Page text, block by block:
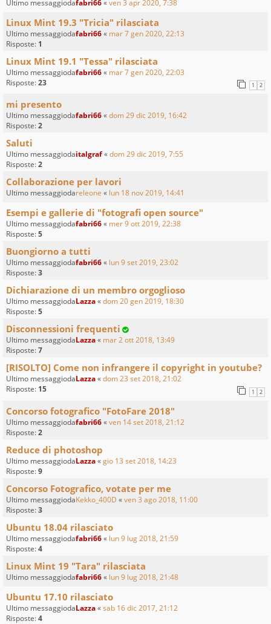
Ultimo messaggiodafabri66«ven 3 apr 2020, 7:38
Linux Mint 19.3 "Tricia" rilasciata
Ultimo messaggiodafabri66« mar 7 gen 2020, 22:13
Risposte: 1
Linux Mint 19.1 "Tessa" rilasciata
Ultimo messaggiodafabri66« mar 7 gen 2020, 22:03
Risposte:23 1 2
mi presento
Ultimo messaggiodafabri66«dom 29 dic 2019, 16:42
Risposte:2
Saluti
Ultimo messaggiodaitalgraf«dom 29 dic 2019, 7:55
Risposte:2
Collaborazione per lavori
Ultimo messaggiodareleone « lun 18 nov 2019, 14:41
Esempi e gallerie di "fotografi open source"
Ultimo messaggiodafabri66« mer 9 ott 2019, 22:38
Risposte:5
Buongiorno a tutti
Ultimo messaggiodafabri66« lun 9 set 2019, 23:02
Risposte:3
Dichiarazione di un membro orgoglioso
Ultimo messaggiodaLazza«dom 20 gen 2019, 18:30
Risposte:5
Disconnessioni frequenti
Ultimo messaggiodaLazza« mar 2 ott 2018, 13:49
Risposte:7
[RISOLTO] Come non infrangere il copyright in youtube?
Ultimo messaggiodaLazza«dom 23 set 2018, 21:02
Risposte: 15 1 2
Concorso fotografico "FotoFare 2018"
Ultimo messaggiodafabri66«ven 14 set 2018, 21:12
Risposte:2
Reduce di photoshop
Ultimo messaggiodaLazza«gio 13 set 2018, 14:23
Risposte:9
Concorso Fotografico, votate per me
Ultimo messaggiodaKekko_400D «ven 3 ago 2018, 11:00
Risposte:3
Ubuntu 18.04 rilasciato
Ultimo messaggiodafabri66« lun 9 lug 2018, 21:59
Risposte:4
Linux Mint 19 "Tara" rilasciata
Ultimo messaggiodafabri66« lun 9 lug 2018, 21:48
Ubuntu 17.10 rilasciato
Ultimo messaggiodaLazza«sab 16 dic 2017, 21:12
Risposte:4